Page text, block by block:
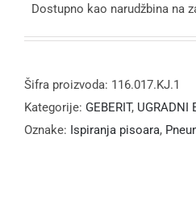
Dostupno kao narudžbina na
Šifra proizvoda: 116.017.KJ.1
Kategorije: GEBERIT, UGRADNI
Oznake: Ispiranja pisoara,